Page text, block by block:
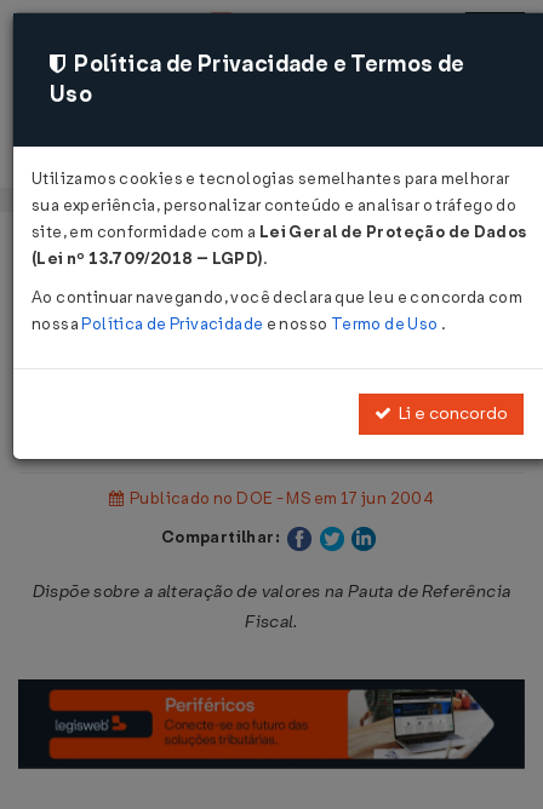
Acessar
Página Inicial
Legislações
Portaria SAT nº 1.616 de
Publicado no DOE - MS em 17 jun 2004
Compartilhar:
Dispõe sobre a alteração de valores na Pauta de Referência
Fiscal.
Política de Privacidade e Termos de
Uso
Utilizamos cookies e tecnologias semelhantes para melhorar
sua experiência, personalizar conteúdo e analisar o tráfego do
site, em conformidade com a Lei Geral de Proteção de Dados
(Lei nº 13.709/2018 – LGPD).
Ao continuar navegando, você declara que leu e concorda com
nossaPolítica de Privacidade e nosso Termo de Uso .
Li e concordo